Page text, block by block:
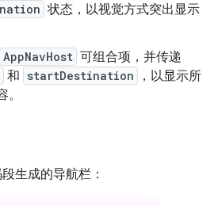
状态，以视觉方式突出显示
AppNavHost 可组合项，并传递
和 startDestination
，以显示所
生成的导航栏：